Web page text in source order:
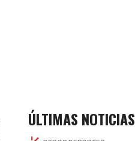
ÚLTIMAS NOTICIAS